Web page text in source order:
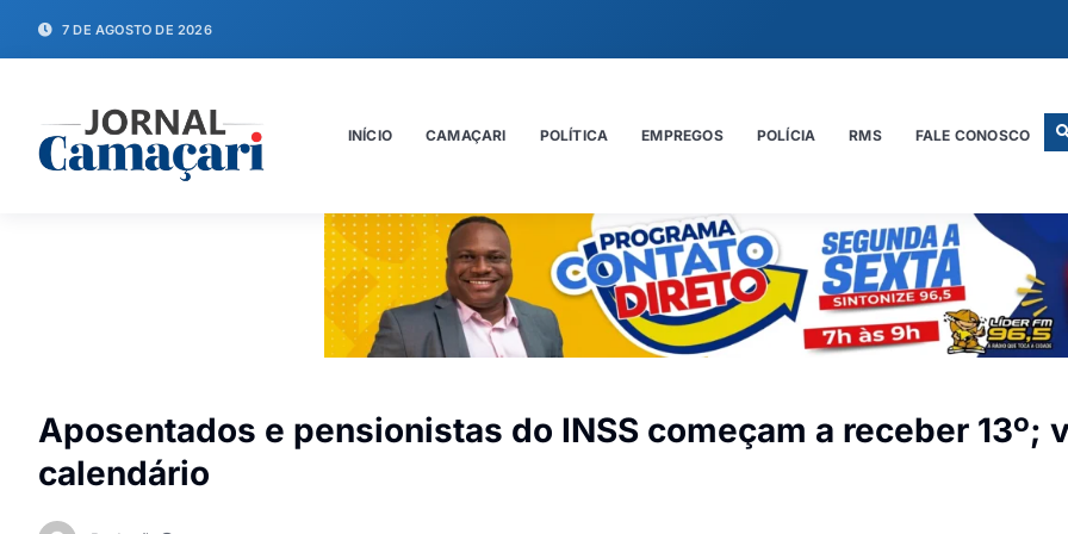
7 DE AGOSTO DE 2026
INÍCIO CAMAÇARI POLÍTICA EMPREGOS POLÍCIA RMS FALE CONOSCO
Aposentados e pensionistas do INSS começam a receber 13º;
calendário